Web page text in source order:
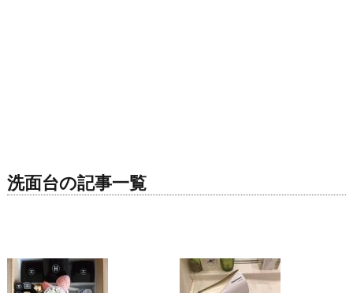
洗面台の記事一覧